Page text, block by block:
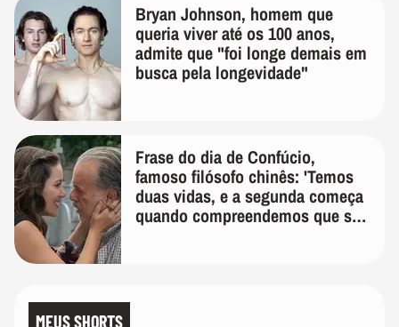
Bryan Johnson, homem que
queria viver até os 100 anos,
admite que "foi longe demais em
busca pela longevidade"
Frase do dia de Confúcio,
famoso filósofo chinês: 'Temos
duas vidas, e a segunda começa
quando compreendemos que só
MEUS SHORTS